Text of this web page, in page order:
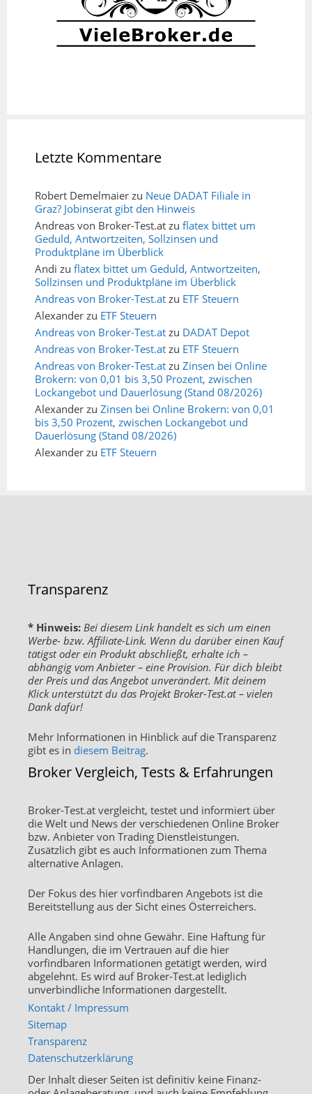
Letzte Kommentare
Robert Demelmaier zu Neue DADAT Filiale in
Graz? Jobinserat gibt den Hinweis
Andreas von Broker-Test.at zu flatex bittet um
Geduld, Antwortzeiten, Sollzinsen und
Produktpläne im Überblick
Andi zu flatex bittet um Geduld, Antwortzeiten,
Sollzinsen und Produktpläne im Überblick
Andreas von Broker-Test.at zu ETF Steuern
Alexander zu ETF Steuern
Andreas von Broker-Test.at zu DADAT Depot
Andreas von Broker-Test.at zu ETF Steuern
Andreas von Broker-Test.at zu Zinsen bei Online
Brokern: von 0,01 bis 3,50 Prozent, zwischen
Lockangebot und Dauerlösung (Stand 08/2026)
Alexander zu Zinsen bei Online Brokern: von 0,01
bis 3,50 Prozent, zwischen Lockangebot und
Dauerlösung (Stand 08/2026)
Alexander zu ETF Steuern
Transparenz
* Hinweis: Bei diesem Link handelt es sich um einen
Werbe- bzw. Affiliate-Link. Wenn du darüber einen Kauf
tätigst oder ein Produkt abschließt, erhalte ich –
abhängig vom Anbieter – eine Provision. Für dich bleibt
der Preis und das Angebot unverändert. Mit deinem
Klick unterstützt du das Projekt Broker-Test.at – vielen
Dank dafür!
Mehr Informationen in Hinblick auf die Transparenz
gibt es in diesem Beitrag.
Broker Vergleich, Tests & Erfahrungen
Broker-Test.at vergleicht, testet und informiert über
die Welt und News der verschiedenen Online Broker
bzw. Anbieter von Trading Dienstleistungen.
Zusätzlich gibt es auch Informationen zum Thema
alternative Anlagen.
Der Fokus des hier vorfindbaren Angebots ist die
Bereitstellung aus der Sicht eines Österreichers.
Alle Angaben sind ohne Gewähr. Eine Haftung für
Handlungen, die im Vertrauen auf die hier
vorfindbaren Informationen getätigt werden, wird
abgelehnt. Es wird auf Broker-Test.at lediglich
unverbindliche Informationen dargestellt.
Kontakt / Impressum
Sitemap
Transparenz
Datenschutzerklärung
Der Inhalt dieser Seiten ist definitiv keine Finanz-